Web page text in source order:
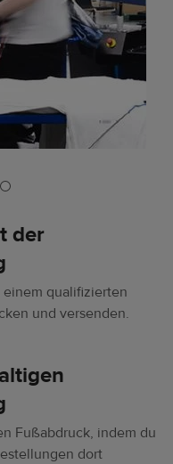
der
qualifizierten
und versenden.
Fußabdruck, indem du
dort